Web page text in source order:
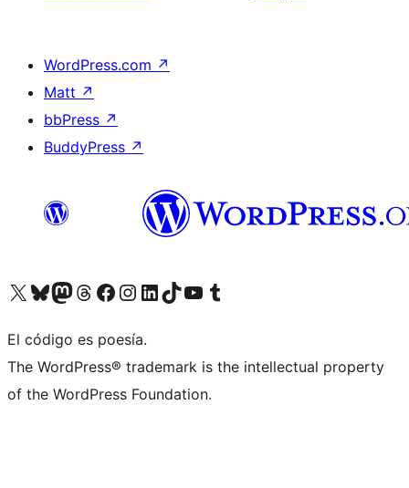
WordPress.com ↗
Matt ↗
bbPress ↗
BuddyPress ↗
Visit our X (formerly Twitter) account
Visit our Bluesky account
Visit our Mastodon account
Visit our Threads account
Visita nuestra página de Facebook
Visita nuestra cuenta de Instagram
Visita nuestra cuenta de LinkedIn
Visit our TikTok account
Visita nuestro canal de YouTube
Visit our Tumblr account
El código es poesía.
The WordPress® trademark is the intellectual property
of the WordPress Foundation.